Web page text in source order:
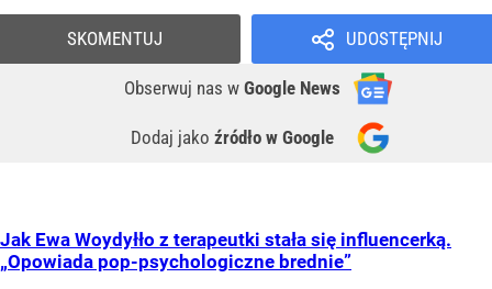
UDOSTĘPNIJ
Obserwuj nas w Google News
Dodaj jako źródło w Google
SKOMENTUJ
Jak Ewa Woydyłło z terapeutki stała się influencerką.
„Opowiada pop-psychologiczne brednie”